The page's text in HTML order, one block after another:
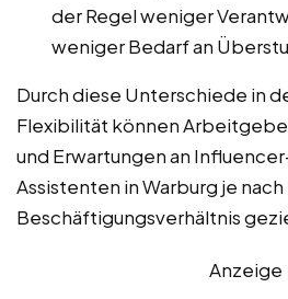
der Regel weniger
weniger Bedarf an
Durch diese Unterschiede in
Flexibilität können
und Erwartungen an
Assistenten in Warburg je nach
Beschäftigungsverhältnis
Anzeige